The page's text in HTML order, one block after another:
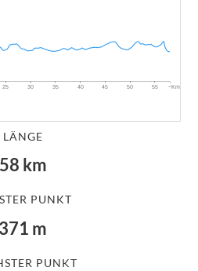
25 30 35 40 45 50 55 ~Km
LÄNGE
58 km
PUNKT
371 m
PUNKT